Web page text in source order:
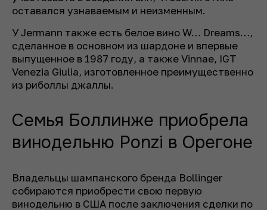
оставался узнаваемым и неизменным.
У Jermann также есть белое вино W… Dreams…,
сделанное в основном из шардоне и впервые
выпущенное в 1987 году, а также Vinnae, IGT
Venezia Giulia, изготовленное преимущественно
из риболлы джаллы.
Семья Боллинже приобрела
винодельню Ponzi в Орегоне
Владельцы шампанского бренда Bollinger
собираются приобрести свою первую
винодельню в США после заключения сделки по